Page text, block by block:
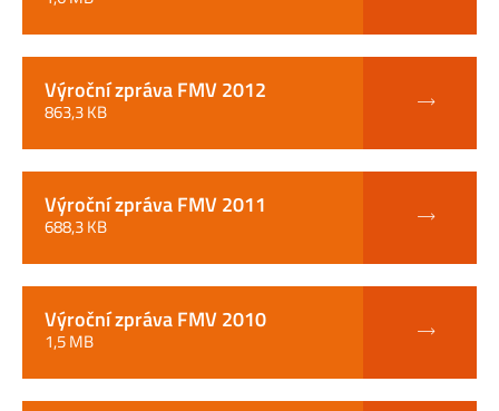
Výroční zpráva FMV 2012
863,3 KB
Výroční zpráva FMV 2011
688,3 KB
Výroční zpráva FMV 2010
1,5 MB